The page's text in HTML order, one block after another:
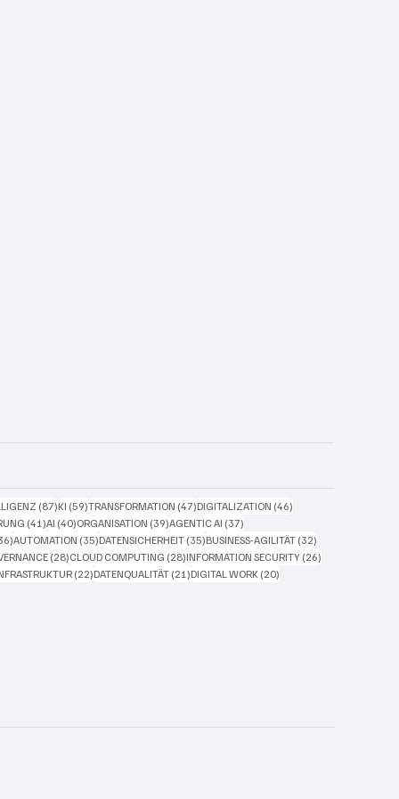
(87)87 Beiträge
KI (59)59 Beiträge
TRANSFORMATION (47)47 Beiträge
DIGITALIZATION (46)46 Beiträge
(41)41 Beiträge
AI (40)40 Beiträge
ORGANISATION (39)39 Beiträge
AGENTIC AI (37)37 Beiträge
36 Beiträge
AUTOMATION (35)35 Beiträge
DATENSICHERHEIT (35)35 Beiträge
BUSINESS-AGILITÄT (32)32 Beiträge
(28)28 Beiträge
CLOUD COMPUTING (28)28 Beiträge
INFORMATION SECURITY (26)26 Beiträge
Beiträge
(22)22 Beiträge
DATENQUALITÄT (21)21 Beiträge
DIGITAL WORK (20)20 Beiträge